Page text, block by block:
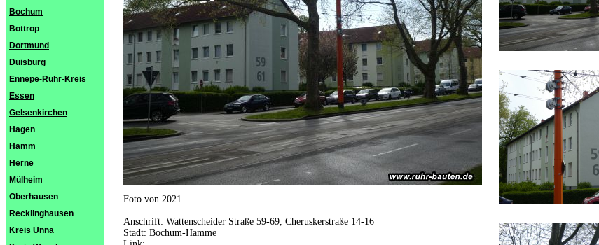
Bochum
Bottrop
Dortmund
Duisburg
Ennepe-Ruhr-Kreis
Essen
Gelsenkirchen
Hagen
Hamm
Herne
Mülheim
Oberhausen
Recklinghausen
Kreis Unna
Foto von 2021
Anschrift: Wattenscheider Straße 59-69, Cheruskerstraße 14-16
Stadt: Bochum-Hamme